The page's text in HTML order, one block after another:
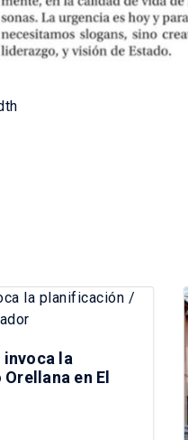
invoca la
en El